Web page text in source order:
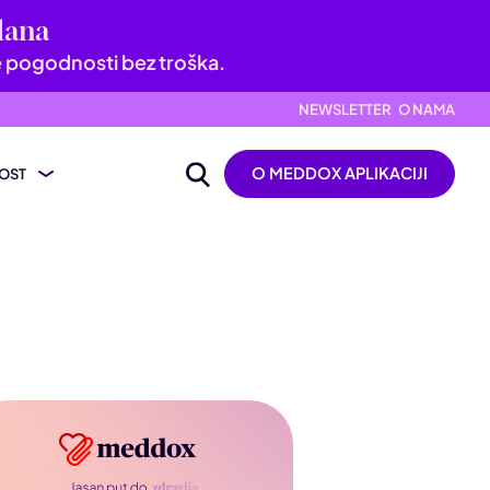
pogodnosti bez troška.
NEWSLETTER O NAMA
O MEDDOX APLIKACIJI